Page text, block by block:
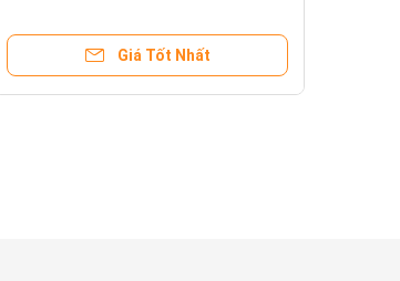
Giá Tốt Nhất